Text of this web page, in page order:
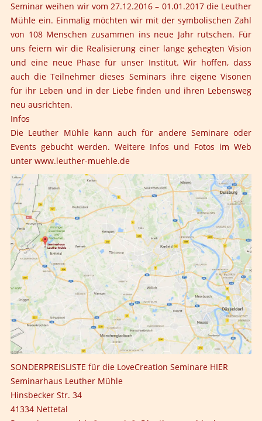
Seminar weihen wir vom 27.12.2016 – 01.01.2017 die Leuther
Mühle ein. Einmalig möchten wir mit der symbolischen Zahl
von 108 Menschen zusammen ins neue Jahr rutschen. Für
uns feiern wir die Realisierung einer lange gehegten Vision
und eine neue Phase für unser Institut. Wir hoffen, dass
auch die Teilnehmer dieses Seminars ihre eigene Visonen
für ihr Leben und in der Liebe finden und ihren Lebensweg
neu ausrichten.
Infos
Die Leuther Mühle kann auch für andere Seminare oder
Events gebucht werden. Weitere Infos und Fotos im Web
unter www.leuther-muehle.de
SONDERPREISLISTE für die LoveCreation Seminare HIER
Seminarhaus Leuther Mühle
Hinsbecker Str. 34
41334 Nettetal